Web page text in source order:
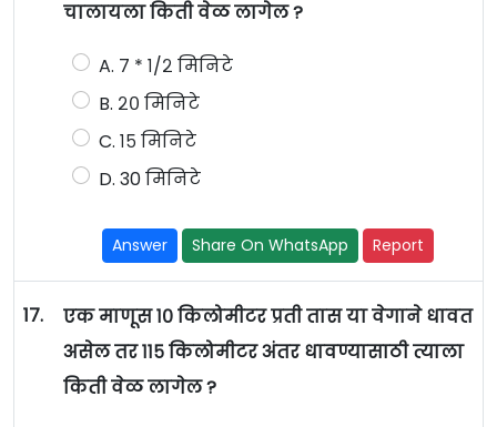
चालायला किती वेळ लागेल ?
A. ७ * १/२ मिनिटे
B. २० मिनिटे
C. १५ मिनिटे
D. 30 मिनिटे
Answer Share On WhatsApp Report
17.
एक माणूस १० किलोमीटर प्रती तास या वेगाने धावत
असेल तर ११५ किलोमीटर अंतर धावण्यासाठी त्याला
किती वेळ लागेल ?